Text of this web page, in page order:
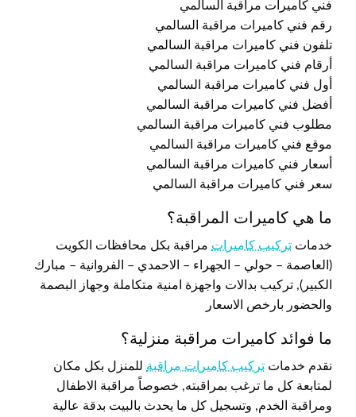
فني كاميرات مراقبة السالمي
رقم فني كاميرات مراقبة السالمي
تلفون فني كاميرات مراقبة السالمي
أرقام فني كاميرات مراقبة السالمي
أول فني كاميرات مراقبة السالمي
أفضل فني كاميرات مراقبة السالمي
مطلوب فني كاميرات مراقبة السالمي
موقع فني كاميرات مراقبة السالمي
أسعار فني كاميرات مراقبة السالمي
سعر فني كاميرات مراقبة السالمي
ما هي كاميرات المراقبة؟
خدمات تركيب كاميرات مراقبة بكل محافظات الكويت
(العاصمة – حولي – الجهراء – الاحمدي – الفروانية – مبارك
الكبير), تركيب بدالات واجهزة امنية متكاملة وجهاز البصمة
والحضور بارخص الاسعار
ما فوائد كاميرات مراقبة منزلية؟
نقدم خدمات تركيب كاميرات مراقبة للمنزل بكل مكان
لمتابعة كل ما ترغب بمراقبته, خصوصاً مراقبة الاطفال
ومراقبة الخدم, وتسجيل كل ما يحدث بالبيت بدقة عالية